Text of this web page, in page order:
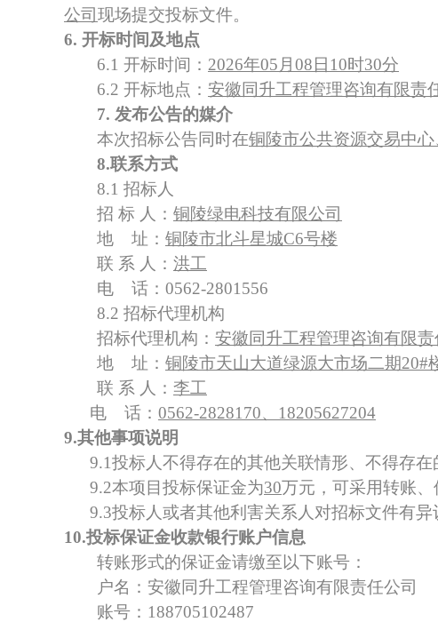
公司 现场提交投标文件。
6. 开标时间及地点
6.1 开标时间： 2026年05月08日10时30分
6.2 开标地点： 安徽同升工程管理咨询有限责
7. 发布公告的媒介
本次招标公告同时在铜陵市公共资源交易中
8.联系方式
8.1 招标人
招 标 人： 铜陵绿电科技有限公司
地
址： 铜陵市北斗星城C6号楼
联 系 人： 洪工
电
话： 0562-2801556
8.2 招标代理机构
招标代理机构： 安徽同升工程管理咨询有限责
地
址： 铜陵市天山大道绿源大市场二期20#
联 系 人： 李工
电
话： 0562-2828170、18205627204
9.其他事项说明
9.1投标人不得存在的其他关联情形、不得存
9.2本项目投标保证金为30万元 ， 可采用转账
9.3投标人或者其他利害关系人对招标文件有异
10.投标保证金收款银行账户信息
转账形式的保证金请缴至以下账号：
户名： 安徽同升工程管理咨询有限责任公司
账号： 188705102487